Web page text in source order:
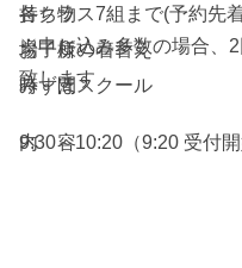
各クラス7組まで(予約先
※申し込み多数の場合、
致します
持ち物
お子様の着替え
場 所
みずほスクール
時 間
9:30～10:20（9:20 受付開
内 容